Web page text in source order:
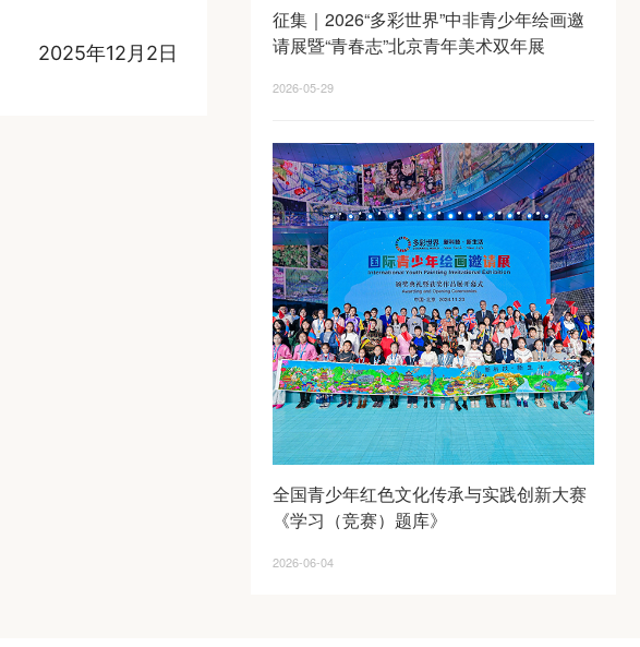
2025年12月2日
征集｜2026“多彩世界”中非青少年绘画邀
请展暨“青春志”北京青年美术双年展
2026-05-29
全国青少年红色文化传承与实践创新大赛
《学习（竞赛）题库》
2026-06-04